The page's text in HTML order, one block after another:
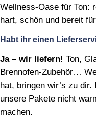
Wellness‑Oase für Ton:
hart, schön und bereit
Habt ihr einen
Ja – wir liefern! Ton,
Brennofen‑Zubehör…
hat, bringen wir’s zu
unsere Pakete nicht
machen.